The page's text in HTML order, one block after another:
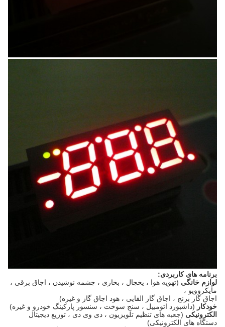
برنامه های کاربردی:
لوازم خانگی (تهویه هوا ، یخچال ، بخاری ، چشمه نوشیدن ، اجاق برقی ،
مایکروویو ،
اجاق گاز برنج ، اجاق گاز القایی ، هود اجاق گاز و غیره)
خودکار(داشبورد اتومبیل ، سنج سوخت ، سنسور پارکینگ خودرو و غیره)
الکترونیکی (جعبه های تنظیم تلویزیون ، دی وی دی ، توزیع دیجیتال
دستگاه های الکترونیکی)